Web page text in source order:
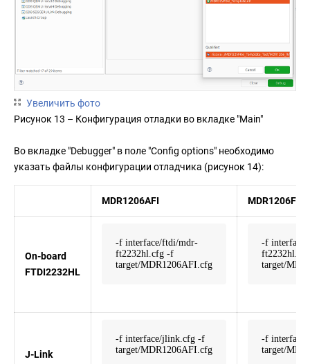
Увеличить фото
Рисунок 13 – Конфигурация отладки во вкладке "Main"
Во вкладке "Debugger" в поле "Config options" необходимо
указать файлы конфигурации отладчика (рисунок 14):
MDR1206AFI MDR1206FI
On-board
FTDI2232HL
-f interface/ftdi/mdr-
ft2232hl.cfg -f
target/MDR1206AFI.cfg
-f
target/
J-Link
-f interface/jlink.cfg -f
target/MDR1206AFI.cfg
-f
target/